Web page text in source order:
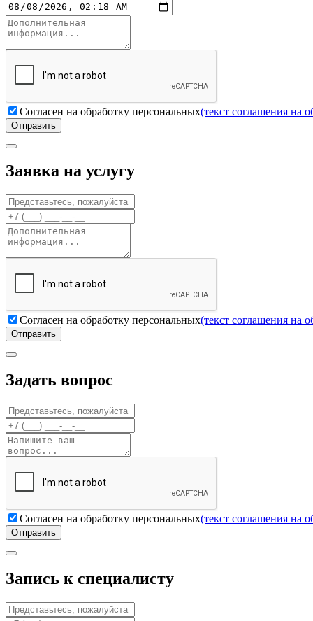
Согласен на обработку персональных(текст соглашения на
Отправить
Заявка на услугу
Согласен на обработку персональных(текст соглашения на
Отправить
Задать вопрос
Согласен на обработку персональных(текст соглашения на
Отправить
Запись к специалисту